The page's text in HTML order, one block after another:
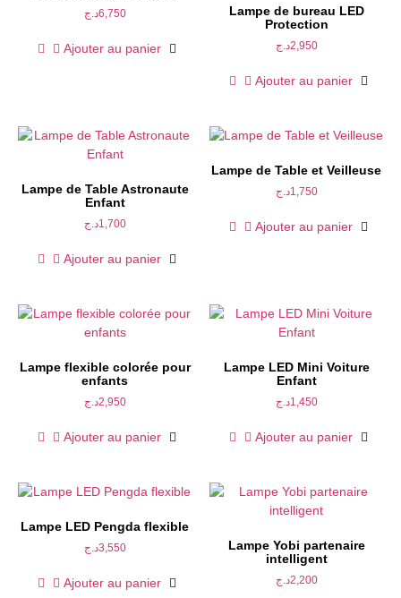
6,750د.ج
Ajouter au panier
Lampe de bureau LED
Protection
2,950د.ج
Ajouter au panier
Lampe de Table Astronaute
Enfant
1,700د.ج
Ajouter au panier
Lampe de Table et Veilleuse
1,750د.ج
Ajouter au panier
Lampe flexible colorée pour
enfants
2,950د.ج
Ajouter au panier
Lampe LED Mini Voiture
Enfant
1,450د.ج
Ajouter au panier
Lampe LED Pengda flexible
3,550د.ج
Ajouter au panier
Lampe Yobi partenaire
intelligent
2,200د.ج